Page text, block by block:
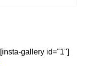
[insta-gallery id="1"]